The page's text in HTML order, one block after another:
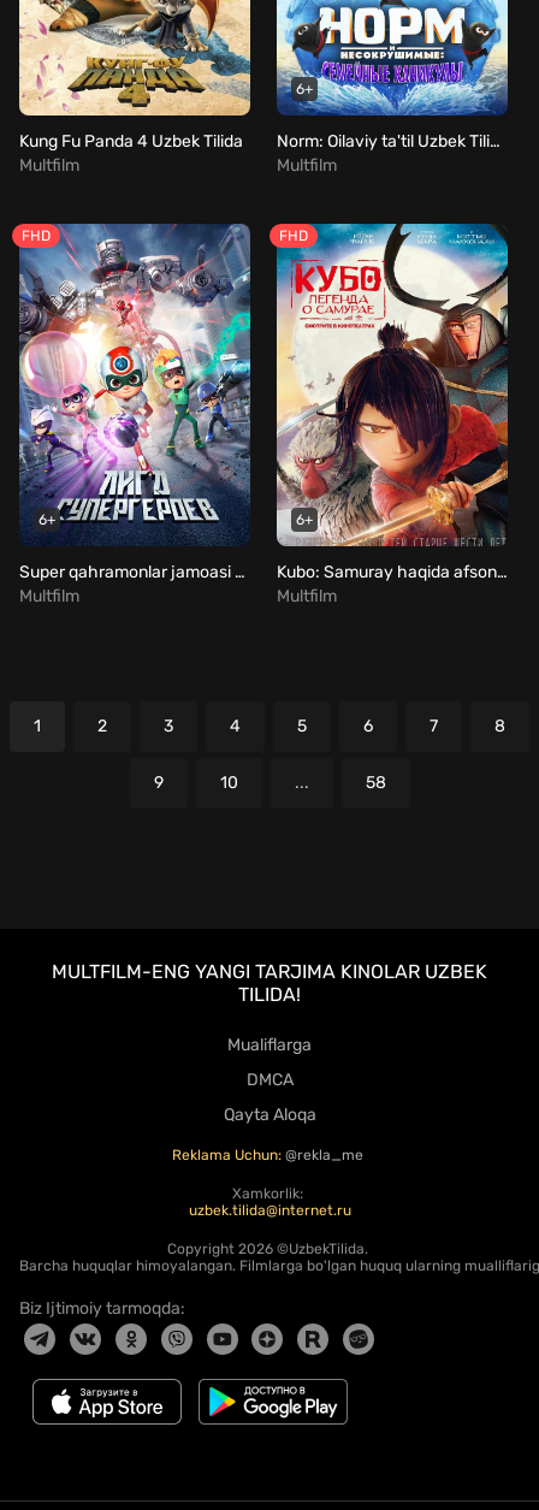
Kung Fu Panda 4 Uzbek Tilida
Multfilm
6+
Norm: Oilaviy ta'til Uzbek Tilida
Multfilm
FHD
6+
Super qahramonlar jamoasi / Baxtli qahramonlar 3 Uzbek Tilida
Multfilm
FHD
6+
Kubo: Samuray haqida afsona Uzbek Tilida
Multfilm
1 2 3 4 5 6 7 8
9 10 ... 58
MULTFILM-ENG YANGI TARJIMA KINOLAR UZBEK
TILIDA!
Mualiflarga
DMCA
Qayta Aloqa
Reklama Uchun: @rekla_me
Xamkorlik:
uzbek.tilida@internet.ru
Copyright 2026 ©UzbekTilida.
Barcha huquqlar himoyalangan. Filmlarga bo'lgan huquq ularning
Biz Ijtimoiy tarmoqda: